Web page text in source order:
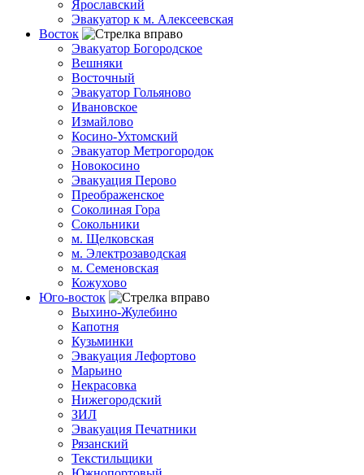
Ярославский
Эвакуатор к м. Алексеевская
Восток
Эвакуатор Богородское
Вешняки
Восточный
Эвакуатор Гольяново
Ивановское
Измайлово
Косино-Ухтомский
Эвакуатор Метрогородок
Новокосино
Эвакуация Перово
Преображенское
Соколиная Гора
Сокольники
м. Щелковская
м. Электрозаводская
м. Семеновская
Кожухово
Юго-восток
Выхино-Жулебино
Капотня
Кузьминки
Эвакуация Лефортово
Марьино
Некрасовка
Нижегородский
ЗИЛ
Эвакуация Печатники
Рязанский
Текстильщики